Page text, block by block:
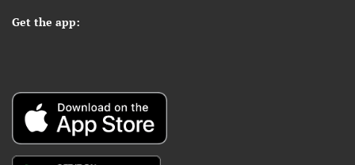
Get the app: